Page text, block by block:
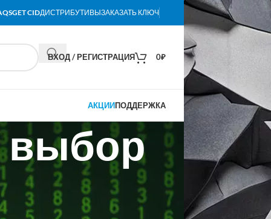
GET CIDДИСТРИБУТИВЫЗАКАЗАТЬ КЛЮЧ
ВХОД / РЕГИСТРАЦИЯ 0₽
АКЦИИПОДДЕРЖКА
выбор
— правильный